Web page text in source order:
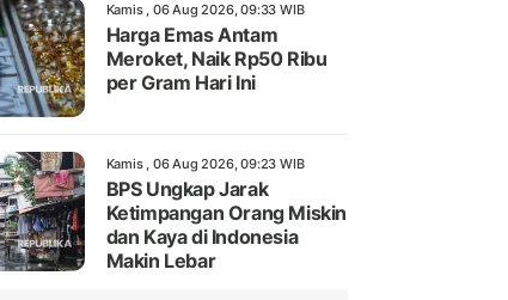
Kamis , 06 Aug 2026, 09:33 WIB
Harga Emas Antam
Meroket, Naik Rp50 Ribu
per Gram Hari Ini
Kamis , 06 Aug 2026, 09:23 WIB
BPS Ungkap Jarak
Ketimpangan Orang Miskin
dan Kaya di Indonesia
Makin Lebar